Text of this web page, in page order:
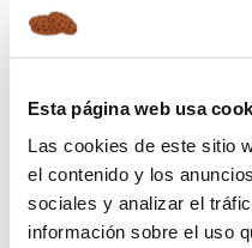
Esta página web usa
Las cookies de este sitio
el contenido y los
sociales y analizar el
información sobre el uso
Es una marca y un
nuestro país conoce.
años en España.
El único modelo que
nacional es el KUV100